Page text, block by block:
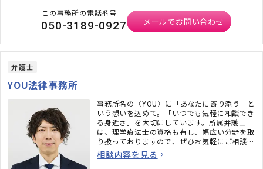
この事務所の電話番号
050-3189-0927 メールでお問い合わせ
弁護士
YOU法律事務所
事務所名の〈YOU〉に「あなたに寄り添う」と
いう想いを込めて。「いつでも気軽に相談でき
る身近さ」を大切にしています。所属弁護士
は、理学療法士の資格も有し、幅広い分野を取
り扱っておりますので、ぜひお気軽にご相談く
ださい。
相談内容を見る